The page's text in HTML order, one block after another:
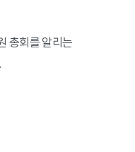
총회를 알리는